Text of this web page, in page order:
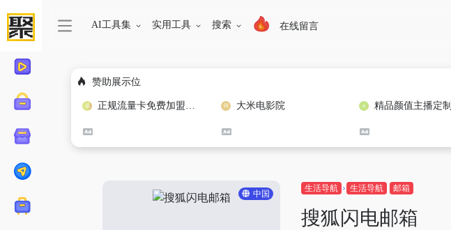
AI工具集 实用工具 搜索 在线留言
赞助展示位
正规流量卡免费加盟合作 大米电影院 精品颜值主播定制
中国
生活导航 生活导航 邮箱
搜狐闪电邮箱